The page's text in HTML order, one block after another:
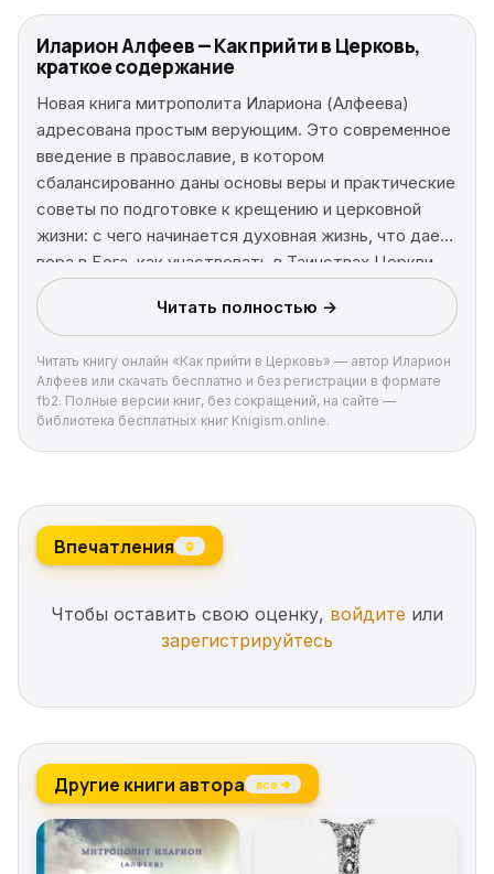
Иларион Алфеев — Как прийти в Церковь,
краткое содержание
Новая книга митрополита Илариона (Алфеева)
адресована простым верующим. Это современное
введение в православие, в котором
сбалансированно даны основы веры и практические
советы по подготовке к крещению и церковной
жизни: с чего начинается духовная жизнь, что дает
вера в Бога, как участвовать в Таинствах Церкви.
Читать полностью →
Читать книгу онлайн «Как прийти в Церковь» — автор Иларион
Алфеев или скачать бесплатно и без регистрации в формате
fb2. Полные версии книг, без сокращений, на сайте —
библиотека бесплатных книг Knigism.online.
Впечатления 0
Чтобы оставить свою оценку, войдите или
зарегистрируйтесь
Другие книги автора все →